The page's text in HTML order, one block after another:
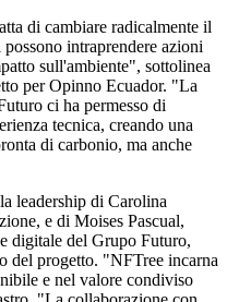
di cambiare radicalmente il
intraprendere azioni
sull'ambiente", sottolinea
per Opinno Ecuador. "La
ci ha permesso di
tecnica, creando una
di carbonio, ma anche
leadership di Carolina
e di Moises Pascual,
digitale del Grupo Futuro,
del progetto. "NFTree incarna
e nel valore condiviso